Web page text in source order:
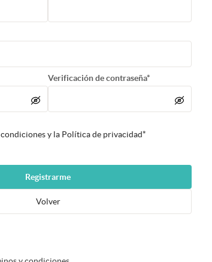
Verificación de contraseña*
y la Política de privacidad*
Registrarme
Volver